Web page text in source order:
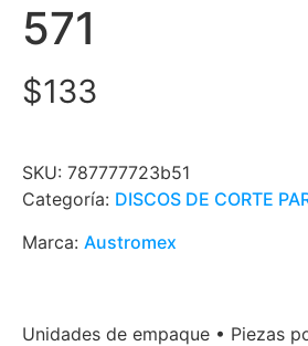
571
$133
SKU: 787777723b51
Categoría: DISCOS DE CORTE
Marca: Austromex
Unidades de empaque • Piezas